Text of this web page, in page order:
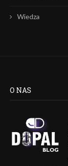
Wiedza
O NAS